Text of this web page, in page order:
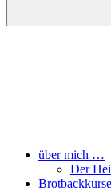
über mich …
Der